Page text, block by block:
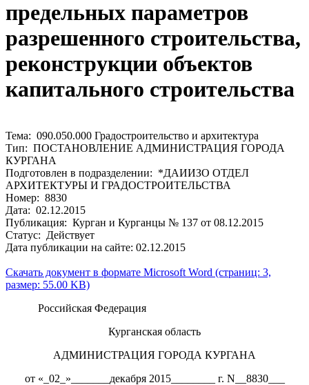
предельных параметров
разрешенного строительства,
реконструкции объектов
капитального строительства
Тема: 090.050.000 Градостроительство и архитектура
Тип: ПОСТАНОВЛЕНИЕ АДМИНИСТРАЦИЯ ГОРОДА
КУРГАНА
Подготовлен в подразделении: *ДАИИЗО ОТДЕЛ
АРХИТЕКТУРЫ И ГРАДОСТРОИТЕЛЬСТВА
Номер: 8830
Дата: 02.12.2015
Публикация: Курган и Курганцы № 137 от 08.12.2015
Статус: Действует
Дата публикации на сайте: 02.12.2015
Скачать документ в формате Microsoft Word (страниц: 3,
размер: 55.00 KB)
Российская Федерация
Курганская область
АДМИНИСТРАЦИЯ ГОРОДА КУРГАНА
от «_02_»_______декабря 2015________ г. N__8830___